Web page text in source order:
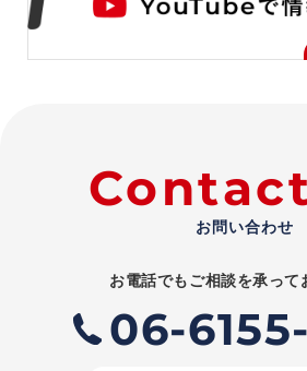
お問い合わせ
お電話でもご相談を承って
06-